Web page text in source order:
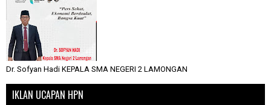
Dr. Sofyan Hadi KEPALA SMA NEGERI 2 LAMONGAN
IKLAN UCAPAN HPN